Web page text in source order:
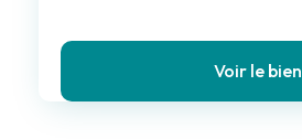
Voir le bien